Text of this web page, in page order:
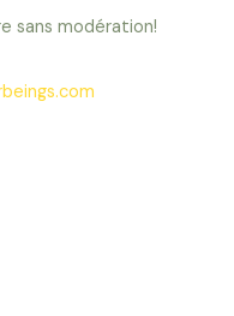
sans modération!